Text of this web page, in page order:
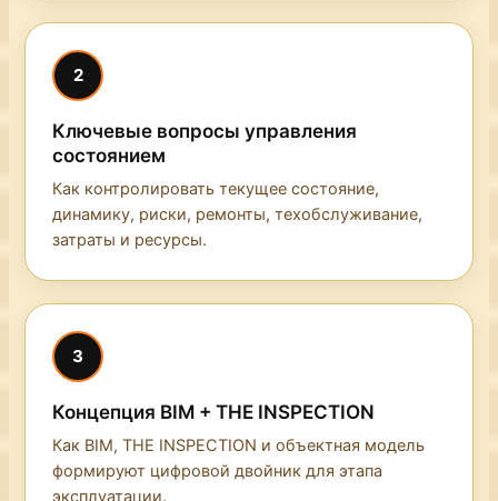
2
Ключевые вопросы управления
состоянием
Как контролировать текущее состояние,
динамику, риски, ремонты, техобслуживание,
затраты и ресурсы.
3
Концепция BIM + THE INSPECTION
Как BIM, THE INSPECTION и объектная модель
формируют цифровой двойник для этапа
эксплуатации.